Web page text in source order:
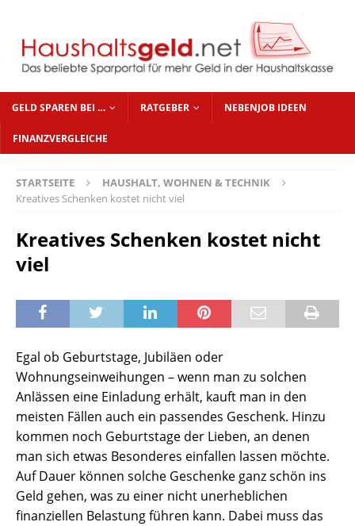
GELD SPAREN BEI … RATGEBER NEBENJOB IDEEN
FINANZVERGLEICHE
STARTSEITE
HAUSHALT, WOHNEN & TECHNIK
Kreatives Schenken kostet nicht viel
Kreatives Schenken kostet nicht
viel
Egal ob Geburtstage, Jubiläen oder
Wohnungseinweihungen – wenn man zu solchen
Anlässen eine Einladung erhält, kauft man in den
meisten Fällen auch ein passendes Geschenk. Hinzu
kommen noch Geburtstage der Lieben, an denen
man sich etwas Besonderes einfallen lassen möchte.
Auf Dauer können solche Geschenke ganz schön ins
Geld gehen, was zu einer nicht unerheblichen
finanziellen Belastung führen kann. Dabei muss das